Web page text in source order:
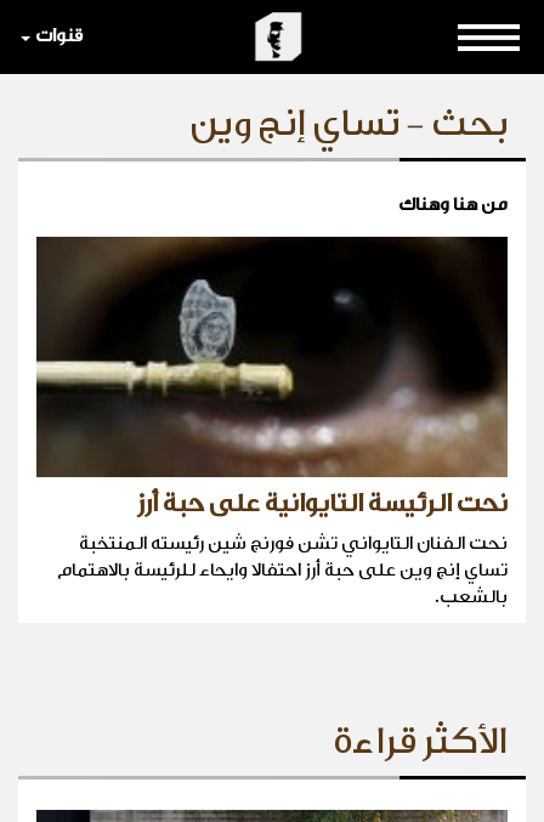
قنوات
بحث - تساي إنج وين
من هنا وهناك
نحت الرئيسة التايوانية على حبة أرز
نحت الفنان التايواني تشن فورنج شين رئيسته المنتخبة
تساي إنج وين على حبة أرز احتفالا وايحاء للرئيسة بالاهتمام
بالشعب.
الأكثر قراءة